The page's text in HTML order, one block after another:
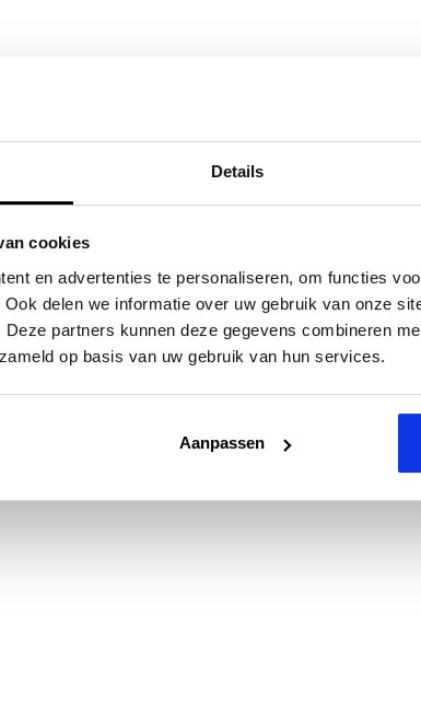
Details
cookies
en advertenties te personaliseren, om functies
delen we informatie over uw gebruik van onze
partners kunnen deze gegevens combineren
op basis van uw gebruik van hun services.
Aanpassen